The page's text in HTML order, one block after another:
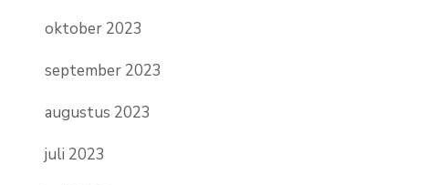
oktober 2023
september 2023
augustus 2023
juli 2023